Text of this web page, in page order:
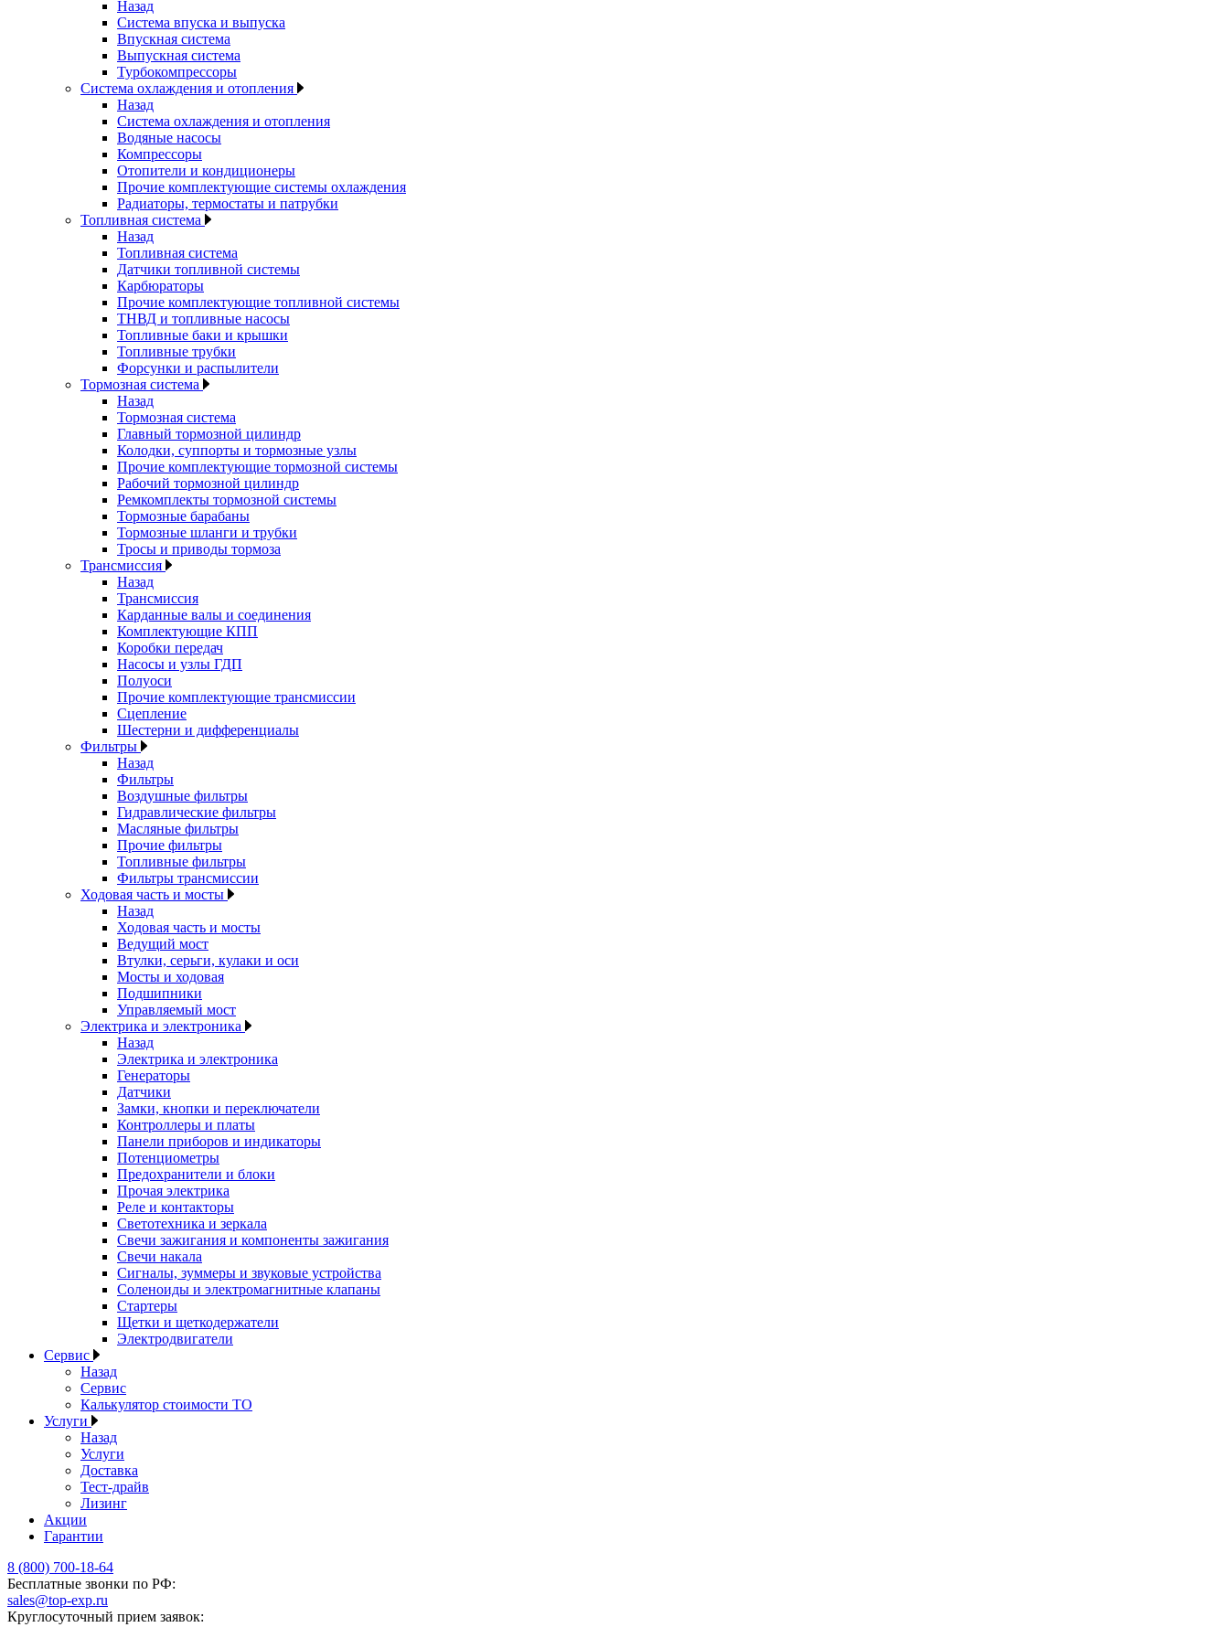
Назад
Система впуска и выпуска
Впускная система
Выпускная система
Турбокомпрессоры
Система охлаждения и отопления
Назад
Система охлаждения и отопления
Водяные насосы
Компрессоры
Отопители и кондиционеры
Прочие комплектующие системы охлаждения
Радиаторы, термостаты и патрубки
Топливная система
Назад
Топливная система
Датчики топливной системы
Карбюраторы
Прочие комплектующие топливной системы
ТНВД и топливные насосы
Топливные баки и крышки
Топливные трубки
Форсунки и распылители
Тормозная система
Назад
Тормозная система
Главный тормозной цилиндр
Колодки, суппорты и тормозные узлы
Прочие комплектующие тормозной системы
Рабочий тормозной цилиндр
Ремкомплекты тормозной системы
Тормозные барабаны
Тормозные шланги и трубки
Тросы и приводы тормоза
Трансмиссия
Назад
Трансмиссия
Карданные валы и соединения
Комплектующие КПП
Коробки передач
Насосы и узлы ГДП
Полуоси
Прочие комплектующие трансмиссии
Сцепление
Шестерни и дифференциалы
Фильтры
Назад
Фильтры
Воздушные фильтры
Гидравлические фильтры
Масляные фильтры
Прочие фильтры
Топливные фильтры
Фильтры трансмиссии
Ходовая часть и мосты
Назад
Ходовая часть и мосты
Ведущий мост
Втулки, серьги, кулаки и оси
Мосты и ходовая
Подшипники
Управляемый мост
Электрика и электроника
Назад
Электрика и электроника
Генераторы
Датчики
Замки, кнопки и переключатели
Контроллеры и платы
Панели приборов и индикаторы
Потенциометры
Предохранители и блоки
Прочая электрика
Реле и контакторы
Светотехника и зеркала
Свечи зажигания и компоненты зажигания
Свечи накала
Сигналы, зуммеры и звуковые устройства
Соленоиды и электромагнитные клапаны
Стартеры
Щетки и щеткодержатели
Электродвигатели
Сервис
Назад
Сервис
Калькулятор стоимости ТО
Услуги
Назад
Услуги
Доставка
Тест-драйв
Лизинг
Акции
Гарантии
8 (800) 700-18-64
Бесплатные звонки по РФ:
sales@top-exp.ru
Круглосуточный прием заявок: